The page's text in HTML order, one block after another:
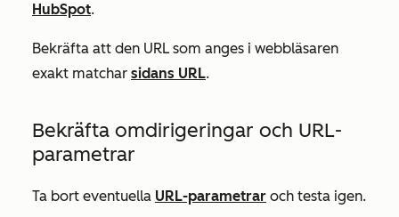
HubSpot.
Bekräfta att den URL som anges i webbläsaren
exakt matchar sidans URL.
Bekräfta omdirigeringar och URL-
parametrar
Ta bort eventuella URL-parametrar och testa igen.